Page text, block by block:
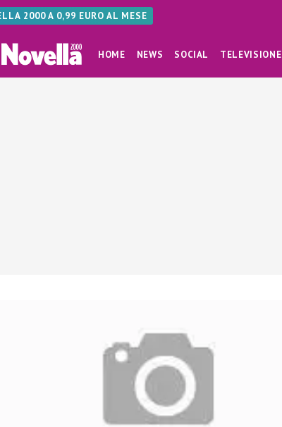
2000 A 0,99 EURO AL MESE
HOME NEWS SOCIAL TELEVISIONE